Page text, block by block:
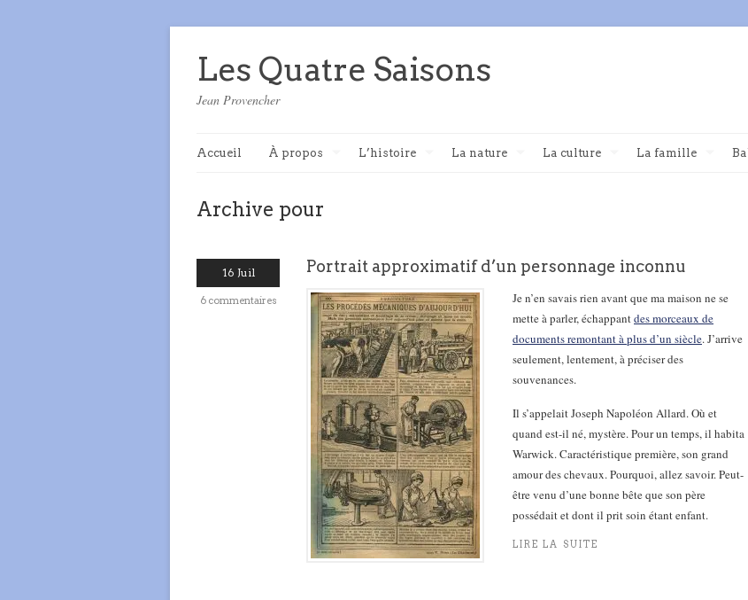
Les Quatre Saisons
Jean Provencher
Accueil À propos L’histoire La nature La culture La famille
Archive pour
16 Juil
6 commentaires
Portrait approximatif d’un personnage inconnu
Je n’en savais rien avant que ma maison ne se
mette à parler, échappantdes morceaux de
documents remontant à plus d’un siècle. J’arrive
seulement, lentement, à préciser des
souvenances.
Il s’appelait Joseph Napoléon Allard. Où et
quand est-il né, mystère. Pour un temps, il habita
Warwick. Caractéristique première, son grand
amour des chevaux. Pourquoi, allez savoir. Peut-
être venu d’une bonne bête que son père
possédait et dont il prit soin étant enfant.
LIRE LA SUITE